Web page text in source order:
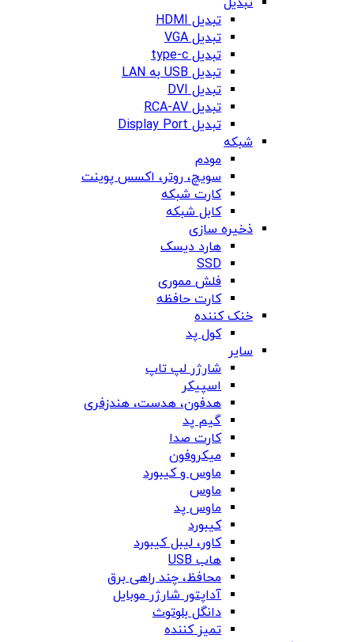
تبدیل HDMI
تبدیل VGA
تبدیل type-c
تبدیل USB به LAN
تبدیل DVI
تبدیل RCA-AV
تبدیل Display Port
شبکه
مودم
سویچ، روتر، اکسس پوینت
کارت شبکه
کابل شبکه
ذخیره سازی
هارد دیسک
SSD
فلش مموری
کارت حافظه
خنک کننده
کول پد
سایر
شارژر لپ تاپ
اسپیکر
هدفون، هدست، هندزفری
گیم پد
کارت صدا
میکروفون
ماوس و کیبورد
ماوس
ماوس پد
کیبورد
کاور، لیبل کیبورد
هاب USB
محافظ، چند راهی برق
آداپتور شارژر موبایل
دانگل بلوتوث
تمیز کننده